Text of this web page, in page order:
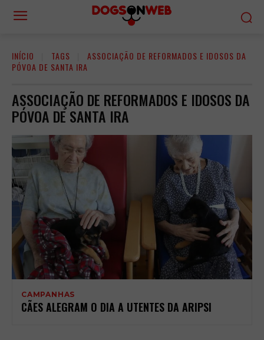
INÍCIO TAGS
ASSOCIAÇÃO DE REFORMADOS E IDOSOS DA
PÓVOA DE SANTA IRA
ASSOCIAÇÃO DE REFORMADOS E IDOSOS DA
PÓVOA DE SANTA IRA
CAMPANHAS
CÃES ALEGRAM O DIA A UTENTES DA ARIPSI